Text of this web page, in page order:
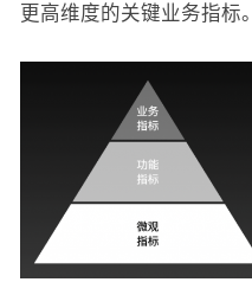
更高维度的关键业务指标。